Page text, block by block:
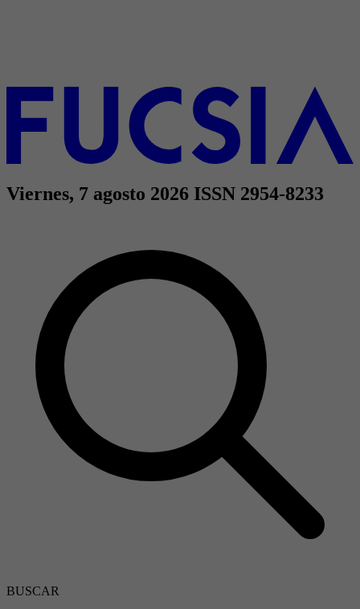
Viernes, 7 agosto 2026 ISSN 2954-8233
BUSCAR